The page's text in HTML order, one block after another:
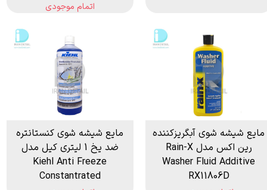
اتمام موجودی
مایع شیشه شوی آبگریزکننده
رین اکس مدل Rain-X
Washer Fluid Additive
RX11806D
مایع شیشه شوی کنستانتره
ضد یخ 1 لیتری کیل مدل
Kiehl Anti Freeze
Constantrated